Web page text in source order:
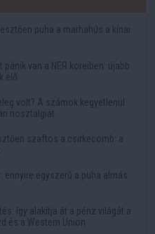
puha a marhahús a kínai
van a NER köreiben: újabb
elő
volt? A számok kegyetlenül
nosztalgiát
szaftos a csirkecomb: a
ennyire egyszerű a puha almás
így alakítja át a pénz világát a
és a Western Union